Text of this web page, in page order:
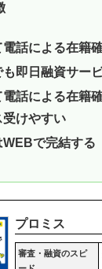
電話による在籍
も即日融資サー
電話による在籍
受けやすい
WEBで完結する
プロミス
審査・融資のスピ